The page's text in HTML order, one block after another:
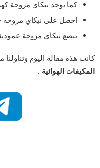
كما يوجد نيكاي مروحة كهربائية بقاعدة 3في 1 بسعر 119
احصل على نيكاي مروحة جدار بسعر 99 ريال سعودي
تبضع نيكاي مروحة عمودية رذاذ خزان مياه
كانت هذه مقالة اليوم
المكيفات الهوائية .